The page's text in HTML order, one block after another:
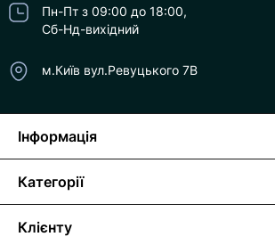
Пн-Пт з 09:00 до 18:00,
Сб-Нд-вихідний
м.Київ вул.Ревуцького 7В
Інформація
Категорії
Клієнту